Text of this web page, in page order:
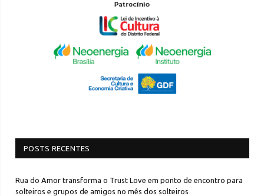
POSTS RECENTES
Rua do Amor transforma o Trust Love em ponto de encontro para
solteiros e grupos de amigos no mês dos solteiros